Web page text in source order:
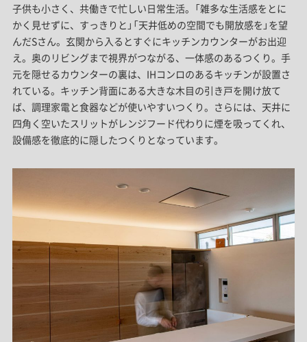
子供も小さく、共働きで忙しい日常生活。「雑多な生活感をとに
かく見せずに、すっきりと」「天井低めの空間でも開放感を」を望
んだSさん。玄関から入るとすぐにキッチンカウンターがお出迎
え。奥のリビングまで視界がつながる、一体感のあるつくり。手
元を隠せるカウンターの裏は、IHコンロのあるキッチンが設置さ
れている。キッチン背面にある大きな木目の引き戸を開け放て
ば、調理家電と食器などが使いやすいつくり。さらには、天井に
四角く空いたスリットがレンジフード代わりに煙を吸ってくれ、
設備感を徹底的に隠したつくりとなっています。